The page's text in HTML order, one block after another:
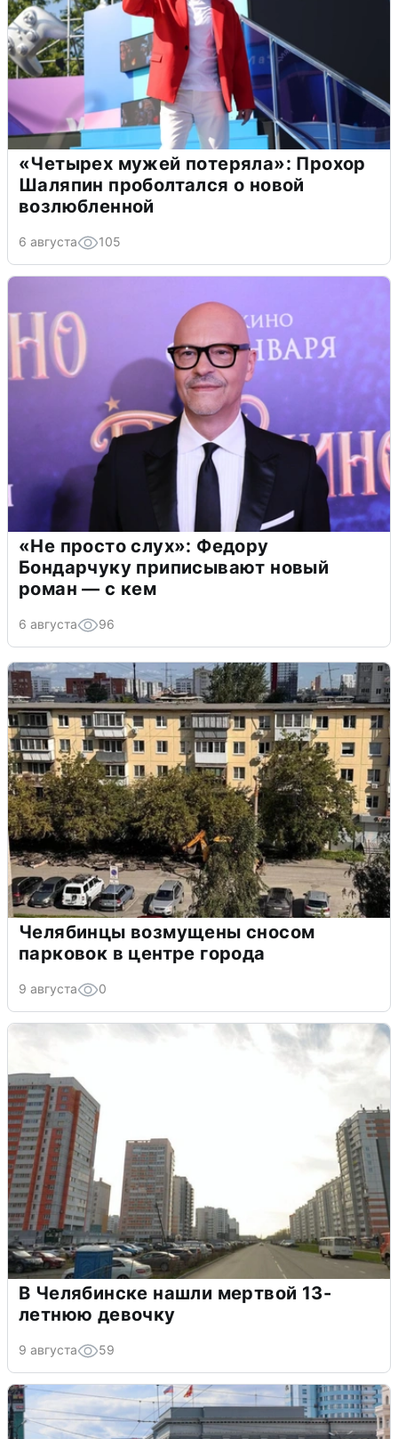
«Четырех мужей потеряла»: Прохор
Шаляпин проболтался о новой
возлюбленной
6 августа 105
«Не просто слух»: Федору
Бондарчуку приписывают новый
роман — с кем
6 августа 96
Челябинцы возмущены сносом
парковок в центре города
9 августа 0
В Челябинске нашли мертвой 13-
летнюю девочку
9 августа 59